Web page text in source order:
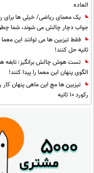
العاده
یک معمای ریاضی/ خیلی ها برای
جواب دچار چالش می شوند، شما
ثانیه حل کنند!
تست هوش چالش برانگیز: نابغه
الگوی پنهان این معما را پیدا کنند!
تیزبین ها مچ این ماهی پنهان کار
رکورد 10 ثانیه